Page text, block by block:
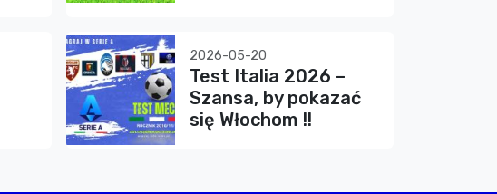
2026-05-20
Test Italia 2026 –
Szansa, by pokazać
się Włochom !!